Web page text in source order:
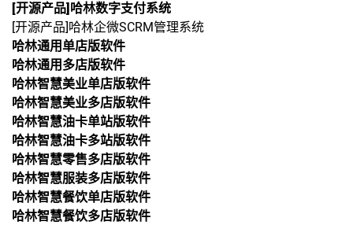
[开源产品]哈林数字支付系统
[开源产品]哈林企微SCRM管理系统
哈林通用单店版软件
哈林通用多店版软件
哈林智慧美业单店版软件
哈林智慧美业多店版软件
哈林智慧油卡单站版软件
哈林智慧油卡多站版软件
哈林智慧零售多店版软件
哈林智慧服装多店版软件
哈林智慧餐饮单店版软件
哈林智慧餐饮多店版软件